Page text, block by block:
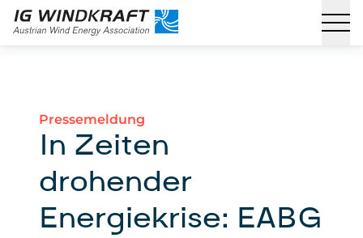
Pressemeldung
In Zeiten
drohender
Energiekrise: EABG